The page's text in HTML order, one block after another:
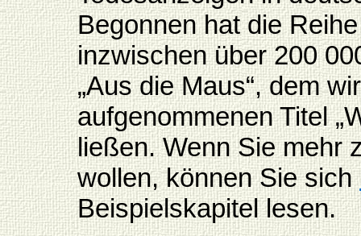
Begonnen hat die
inzwischen über 200
„Aus die Maus“, dem
aufgenommenen Titel
ließen. Wenn Sie mehr
wollen, können Sie sich
Beispielskapitel lesen.